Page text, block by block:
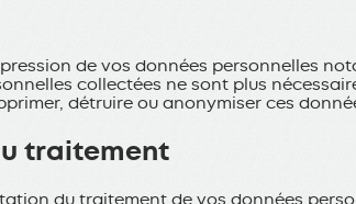
de vos données personnelles
collectées ne sont plus
détruire ou anonymiser ces
traitement